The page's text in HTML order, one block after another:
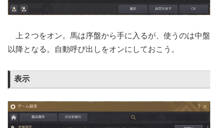
上２つをオン。馬は序盤から手に入るが、使うのは中盤
以降となる。自動呼び出しをオンにしておこう。
表示